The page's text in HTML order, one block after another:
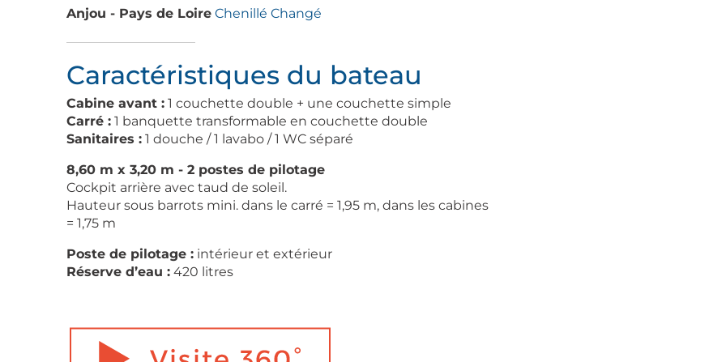
Anjou - Pays de Loire Chenillé Changé
Caractéristiques du bateau
Cabine avant : 1 couchette double + une couchette simple
Carré : 1 banquette transformable en couchette double
Sanitaires : 1 douche / 1 lavabo / 1 WC séparé
8,60 m x 3,20 m - 2 postes de pilotage
Cockpit arrière avec taud de soleil.
Hauteur sous barrots mini. dans le carré = 1,95 m, dans les cabines
= 1,75 m
Poste de pilotage : intérieur et extérieur
Réserve d’eau : 420 litres